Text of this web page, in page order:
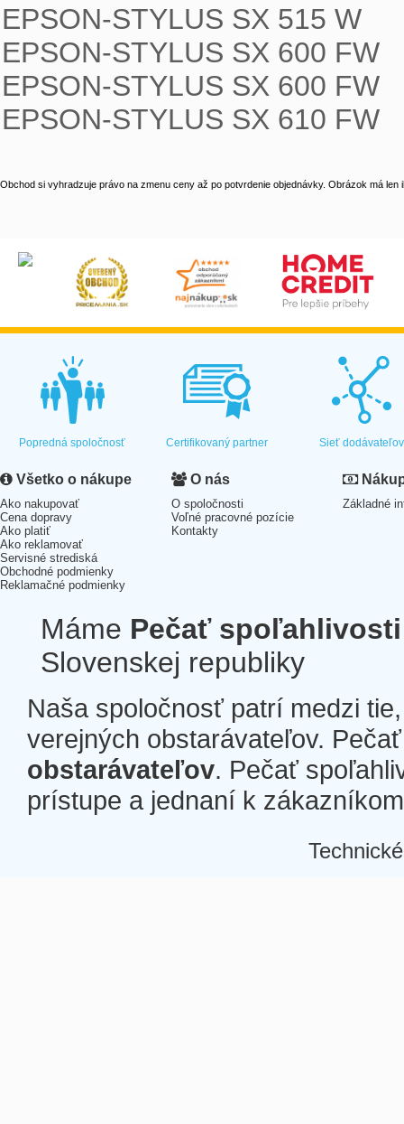
EPSON-STYLUS SX 515 W
EPSON-STYLUS SX 600 FW
EPSON-STYLUS SX 600 FW
EPSON-STYLUS SX 610 FW
Obchod si vyhradzuje právo na zmenu ceny až po potvrdenie objednávky. Obrázok má len
Popredná spoločnosť Certifikovaný partner Sieť dodávateľov
Všetko o nákupe
Ako nakupovať
Cena dopravy
Ako platiť
Ako reklamovať
Servisné strediská
Obchodné podmienky
Reklamačné podmienky
O nás
O spoločnosti
Voľné pracovné pozície
Kontakty
Základné
Máme Pečať spoľahlivosti
Slovenskej republiky
Naša spoločnosť patrí medzi
verejných obstarávateľov.
obstarávateľov. Pečať
prístupe a jednaní k